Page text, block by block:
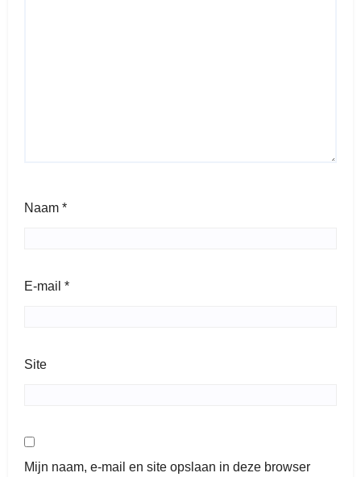
Naam *
E-mail *
Site
Mijn naam, e-mail en site opslaan in deze browser